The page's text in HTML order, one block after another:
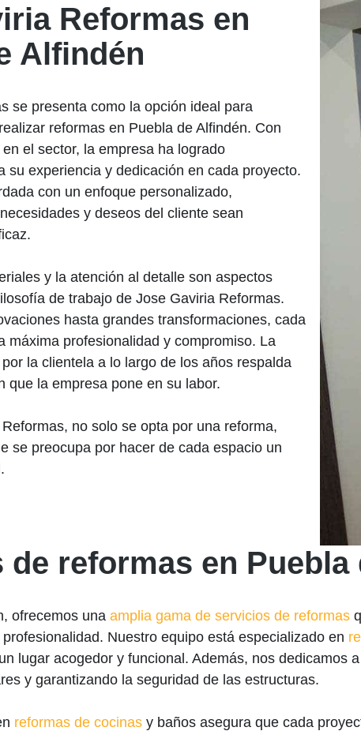
Reformas en
Alfindén
se presenta como la opción ideal para
reformas en Puebla de Alfindén. Con
el sector, la empresa ha logrado
su experiencia y dedicación en cada proyecto.
con un enfoque personalizado,
y deseos del cliente sean
y la atención al detalle son aspectos
de trabajo de Jose Gaviria Reformas.
hasta grandes transformaciones, cada
máxima profesionalidad y compromiso. La
la clientela a lo largo de los años respalda
que la empresa pone en su labor.
no solo se opta por una reforma,
se preocupa por hacer de cada espacio un
de reformas en Puebla
ofrecemos una amplia gama de servicios de reformas
Nuestro equipo está especializado en
lugar acogedor y funcional. Además, nos dedicamos
y garantizando la seguridad de las estructuras.
reformas de cocinas y baños asegura que cada